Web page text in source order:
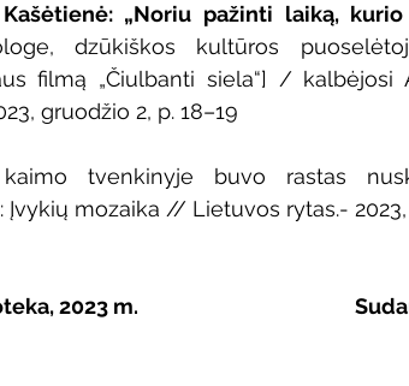
„Noriu pažinti laiką,
dzūkiškos kultūros
filmą „Čiulbanti siela“] /
gruodžio 2, p. 18–19
tvenkinyje buvo rastas
mozaika // Lietuvos rytas.- 2023,
2023 m.